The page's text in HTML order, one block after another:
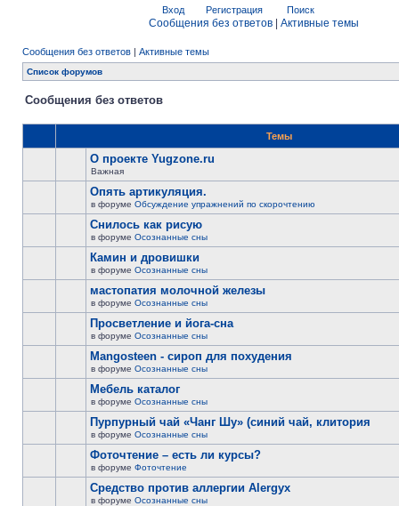
Вход Регистрация Поиск
Сообщения без ответов Активные темы
Сообщения без ответов | Активные темы
Список форумов
Сообщения без ответов
Темы
О проекте Yugzone.ru
Важная
Опять артикуляция.
в форуме Обсуждение упражнений по скорочтению
Снилось как рисую
в форуме Осознанные сны
Камин и дровишки
в форуме Осознанные сны
мастопатия молочной железы
в форуме Осознанные сны
Просветление и йога-сна
в форуме Осознанные сны
Mangosteen - сироп для похудения
в форуме Осознанные сны
Мебель каталог
в форуме Осознанные сны
Пурпурный чай «Чанг Шу» (синий чай, клитория
в форуме Осознанные сны
Фоточтение – есть ли курсы?
в форуме Фоточтение
Cредство против аллергии Alergyx
в форуме Осознанные сны